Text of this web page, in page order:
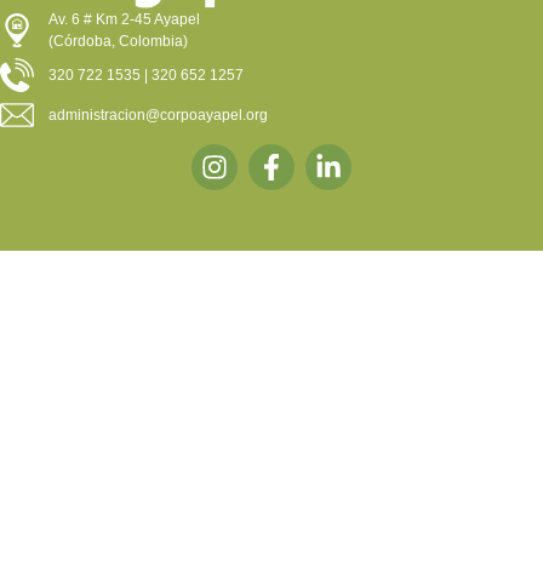
Av. 6 # Km 2-45 Ayapel
(Córdoba, Colombia)
320 722 1535 | 320 652 1257
administracion@corpoayapel.org